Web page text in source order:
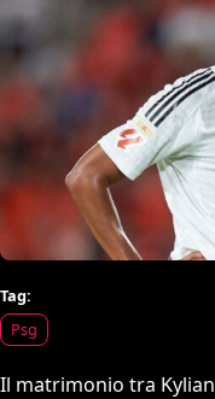
Tag:
Psg
Il matrimonio tra Kylian